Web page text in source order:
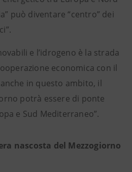
può diventare “centro” dei
e l’idrogeno è la strada
economica con il
in questo ambito, il
potrà essere di ponte
e Sud Mediterraneo”.
nascosta del Mezzogiorno